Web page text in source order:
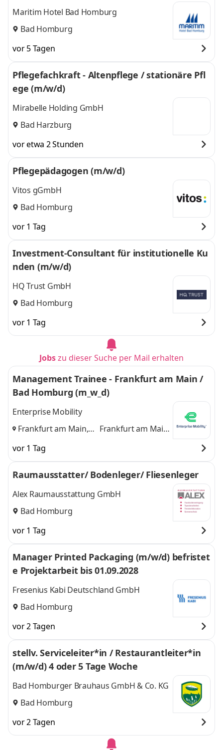
Maritim Hotel Bad Homburg
Bad Homburg
vor 5 Tagen
Pflegefachkraft - Altenpflege / stationäre Pfl
ege (m/w/d)
Mirabelle Holding GmbH
Bad Harzburg
vor etwa 2 Stunden
Pflegepädagogen (m/w/d)
Vitos gGmbH
Bad Homburg
vor 1 Tag
Investment-Consultant für institutionelle Ku
nden (m/w/d)
HQ Trust GmbH
Bad Homburg
vor 1 Tag
Jobszu dieser Suche per Mail erhalten
Management Trainee - Frankfurt am Main /
Bad Homburg (m_w_d)
Enterprise Mobility
Frankfurt am Main,
Frankfurt am Main,
vor 1 Tag
Raumausstatter/ Bodenleger/ Fliesenleger
Alex Raumausstattung GmbH
Bad Homburg
vor 1 Tag
Manager Printed Packaging (m/w/d) befristet
e Projektarbeit bis 01.09.2028
Fresenius Kabi Deutschland GmbH
Bad Homburg
vor 2 Tagen
stellv. Serviceleiter*in / Restaurantleiter*in
(m/w/d) 4 oder 5 Tage Woche
Bad Homburger Brauhaus GmbH & Co. KG
Bad Homburg
vor 2 Tagen